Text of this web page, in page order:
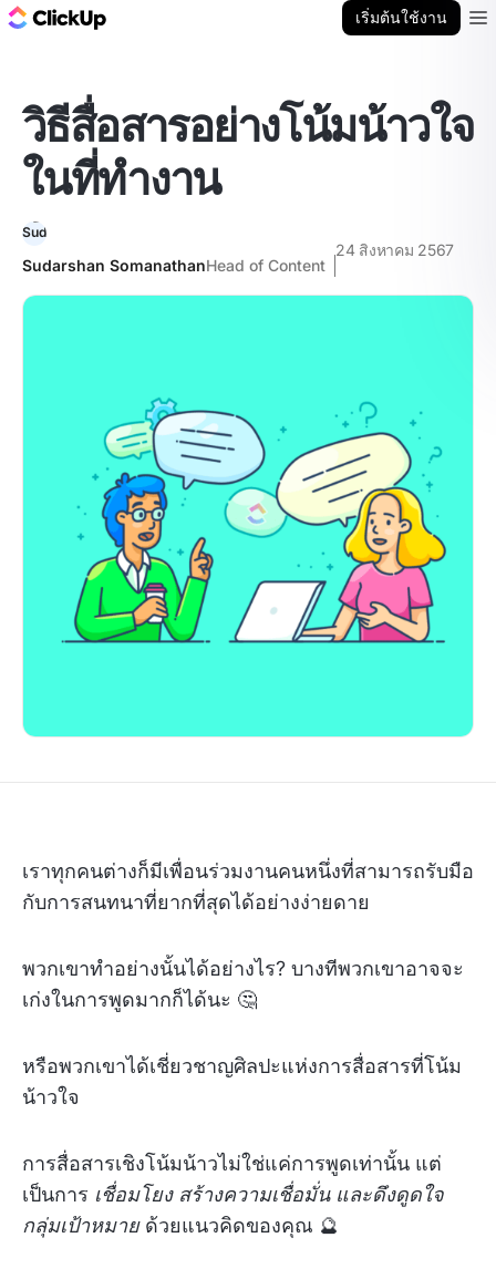
เริ่มต้นใช้งาน
วิธีสื่อสารอย่างโน้มน้าวใจ
ในที่ทำงาน
Sudarshan SomanathanHead of Content
24 สิงหาคม 2567
เราทุกคนต่างก็มีเพื่อนร่วมงานคนหนึ่งที่สามารถรับมือ
กับการสนทนาที่ยากที่สุดได้อย่างง่ายดาย
พวกเขาทำอย่างนั้นได้อย่างไร? บางทีพวกเขาอาจจะ
เก่งในการพูดมากก็ได้นะ 🤔
หรือพวกเขาได้เชี่ยวชาญศิลปะแห่งการสื่อสารที่โน้ม
น้าวใจ
การสื่อสารเชิงโน้มน้าวไม่ใช่แค่การพูดเท่านั้น แต่
เป็นการ เชื่อมโยง สร้างความเชื่อมั่น และดึงดูดใจ
กลุ่มเป้าหมาย ด้วยแนวคิดของคุณ 🔮